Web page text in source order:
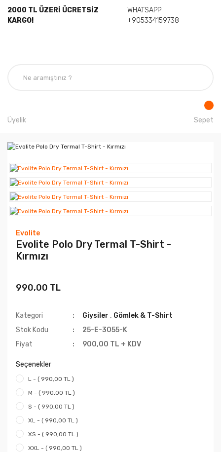
2000 TL ÜZERİ ÜCRETSİZ
KARGO!
WHATSAPP
+905334159738
Üyelik Sepet
Evolite
Evolite Polo Dry Termal T-Shirt -
Kırmızı
990,00 TL
Kategori Giysiler , Gömlek & T-Shirt
Stok Kodu
25-E-3055-K
Fiyat
900,00 TL + KDV
Seçenekler
L - ( 990,00 TL )
M - ( 990,00 TL )
S - ( 990,00 TL )
XL - ( 990,00 TL )
XS - ( 990,00 TL )
XXL - ( 990,00 TL )